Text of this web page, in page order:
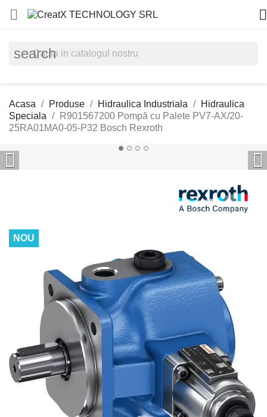
 
search
Acasa Produse Hidraulica Industriala
Hidraulica
Speciala
R901567200 Pompă cu Palete PV7-AX/20-
25RA01MA0-05-P32 Bosch Rexroth
 
NOU